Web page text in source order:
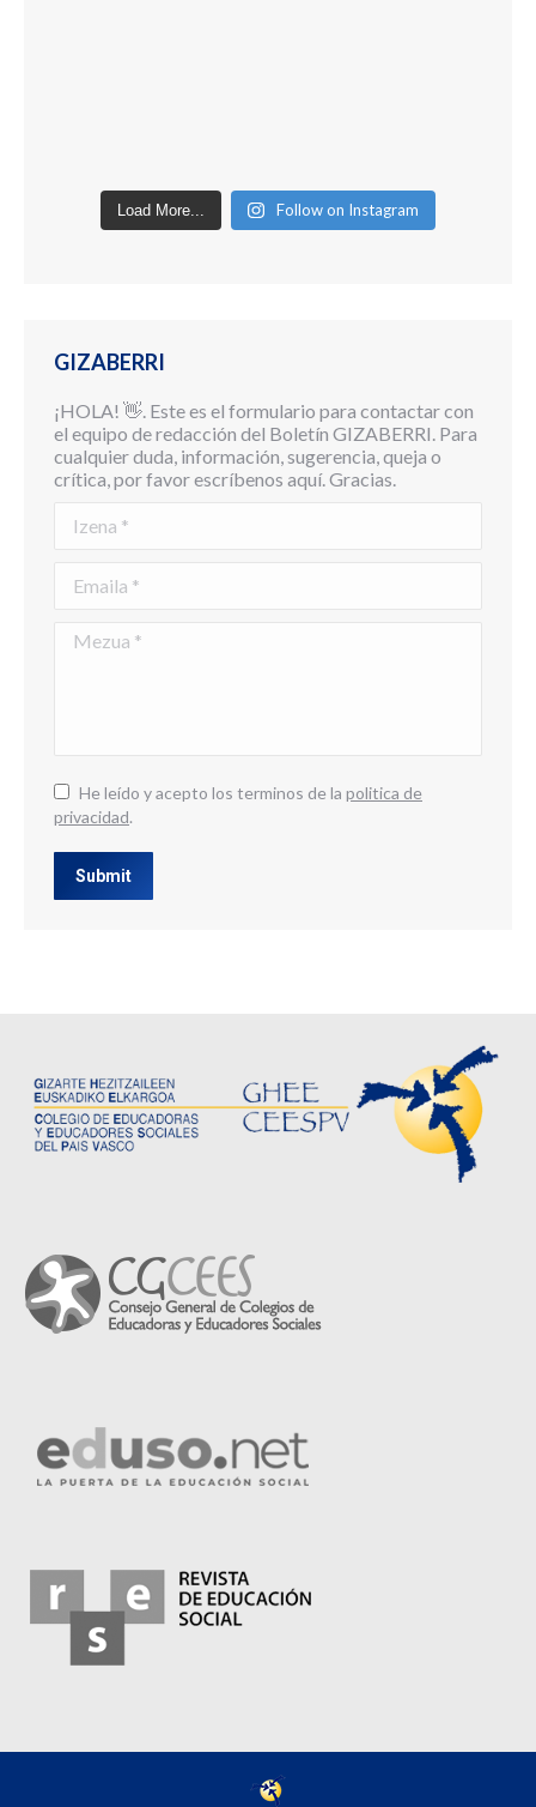
Load More... Follow on Instagram
GIZABERRI
¡HOLA! 👋. Este es el formulario para contactar con
el equipo de redacción del Boletín GIZABERRI. Para
cualquier duda, información, sugerencia, queja o
crítica, por favor escríbenos aquí. Gracias.
Mezua *
He leído y acepto los terminos de la politica de
privacidad.
Submit